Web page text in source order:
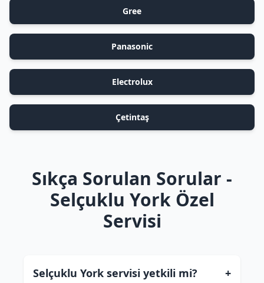
Gree
Panasonic
Electrolux
Çetintaş
Sıkça Sorulan Sorular -
Selçuklu York Özel
Servisi
Selçuklu York servisi yetkili mi? +